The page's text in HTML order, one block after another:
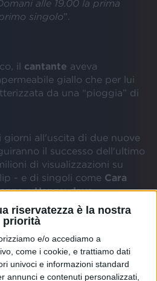
riservatezza è la nostra
priorità
e/o accediamo a
come i cookie, e trattiamo dati
univoci e informazioni standard
annunci e contenuti personalizzati,
alle 19.00 la prima
singolo”.
il cantante aveva
giallo che per lui
da una “pioggia” di
giorni all'uscita di due nuove
il successo dell'ultimo
di visualizzazioni su
- e di singoli come Cara
eHappy days.
sarà tra i protagonisti
LIVE - IL CONCERTO